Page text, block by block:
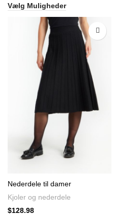
Vælg Muligheder
Nederdele til damer
Kjoler og nederdele
$128.98